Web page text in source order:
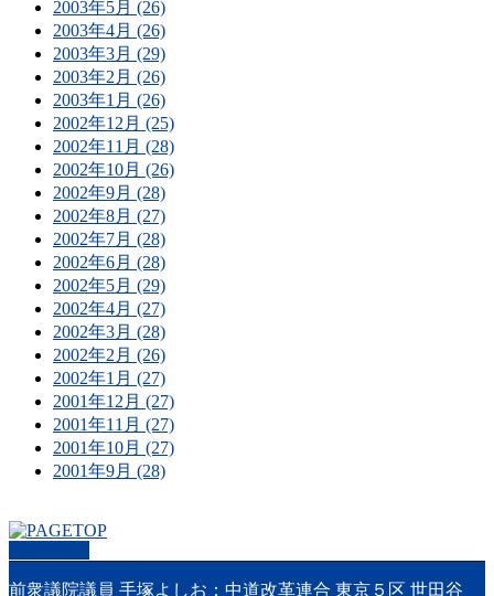
2003年5月 (26)
2003年4月 (26)
2003年3月 (29)
2003年2月 (26)
2003年1月 (26)
2002年12月 (25)
2002年11月 (28)
2002年10月 (26)
2002年9月 (28)
2002年8月 (27)
2002年7月 (28)
2002年6月 (28)
2002年5月 (29)
2002年4月 (27)
2002年3月 (28)
2002年2月 (26)
2002年1月 (27)
2001年12月 (27)
2001年11月 (27)
2001年10月 (27)
2001年9月 (28)
前衆議院議員 手塚よしお：中道改革連合 東京５区 世田谷